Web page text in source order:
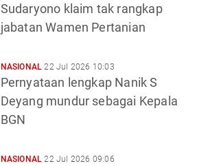
Sudaryono klaim tak rangkap
jabatan Wamen Pertanian
NASIONAL 22 Jul 2026 10:03
Pernyataan lengkap Nanik S
Deyang mundur sebagai Kepala
BGN
NASIONAL 22 Jul 2026 09:06